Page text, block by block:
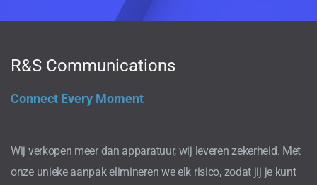
R&S Communications
Connect Every Moment
Wij verkopen meer dan apparatuur, wij leveren zekerheid. Met
onze unieke aanpak elimineren we elk risico, zodat jij je kunt